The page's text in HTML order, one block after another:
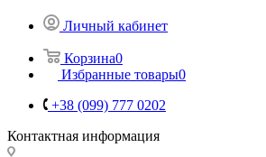
Личный кабинет
Корзина0
Избранные товары0
+38 (099) 777 0202
Контактная информация